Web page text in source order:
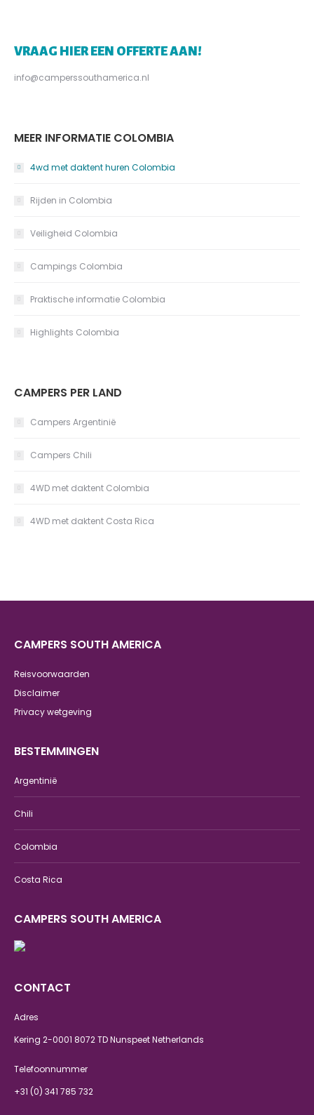
in
in
VRAAG HIER EEN OFFERTE AAN!
info@camperssouthamerica.nl
MEER INFORMATIE COLOMBIA
4wd met daktent huren Colombia
Rijden in Colombia
Veiligheid Colombia
Campings Colombia
Praktische informatie Colombia
Highlights Colombia
CAMPERS PER LAND
Campers Argentinië
Campers Chili
4WD met daktent Colombia
4WD met daktent Costa Rica
CAMPERS SOUTH AMERICA
Reisvoorwaarden
Disclaimer
Privacy wetgeving
BESTEMMINGEN
Argentinië
Chili
Colombia
Costa Rica
CAMPERS SOUTH AMERICA
CONTACT
Adres
Kering 2-0001 8072 TD Nunspeet Netherlands
Telefoonnummer
+31 (0) 341 785 732